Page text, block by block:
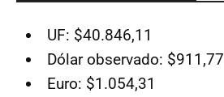
UF: $40.846,11
Dólar observado: $911,77
Euro: $1.054,31